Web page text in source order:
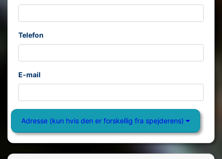
Telefon
E-mail
Adresse (kun hvis den er forskellig fra spejderens)